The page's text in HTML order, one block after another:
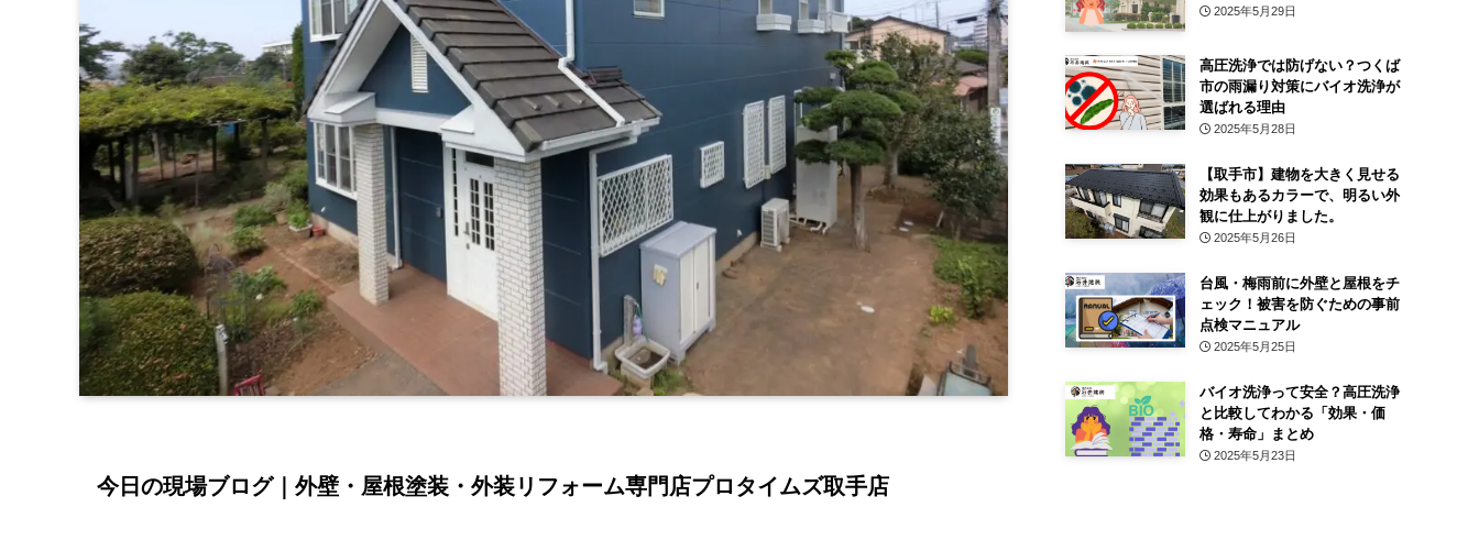
今日の現場ブログ｜外壁・屋根塗装・外装リフォーム専門店プロタイムズ取手店
2025年5月29日
高圧洗浄では防げない？つくば
市の雨漏り対策にバイオ洗浄が
選ばれる理由
2025年5月28日
【取手市】建物を大きく見せる
効果もあるカラーで、明るい外
観に仕上がりました。
2025年5月26日
台風・梅雨前に外壁と屋根をチ
ェック！被害を防ぐための事前
点検マニュアル
2025年5月25日
バイオ洗浄って安全？高圧洗浄
と比較してわかる「効果・価
格・寿命」まとめ
2025年5月23日